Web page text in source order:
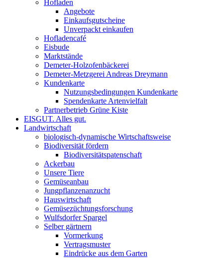
Hofladen
Angebote
Einkaufsgutscheine
Unverpackt einkaufen
Hofladencafé
Eisbude
Marktstände
Demeter-Holzofenbäckerei
Demeter-Metzgerei Andreas Dreymann
Kundenkarte
Nutzungsbedingungen Kundenkarte
Spendenkarte Artenvielfalt
Partnerbetrieb Grüne Kiste
EISGUT. Alles gut.
Landwirtschaft
biologisch-dynamische Wirtschaftsweise
Biodiversität fördern
Biodiversitätspatenschaft
Ackerbau
Unsere Tiere
Gemüseanbau
Jungpflanzenanzucht
Hauswirtschaft
Gemüsezüchtungsforschung
Wulfsdorfer Spargel
Selber gärtnern
Vormerkung
Vertragsmuster
Eindrücke aus dem Garten